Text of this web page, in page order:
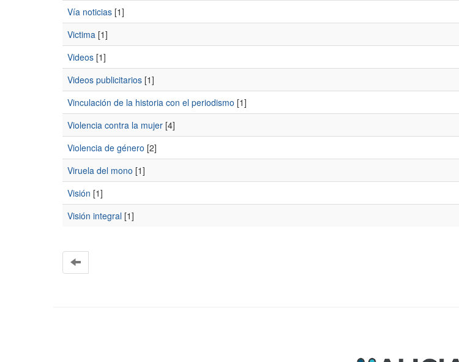
Vía noticias [1]
Victima [1]
Videos [1]
Videos publicitarios [1]
Vinculación de la historia con el periodismo [1]
Violencia contra la mujer [4]
Violencia de género [2]
Viruela del mono [1]
Visión [1]
Visión integral [1]